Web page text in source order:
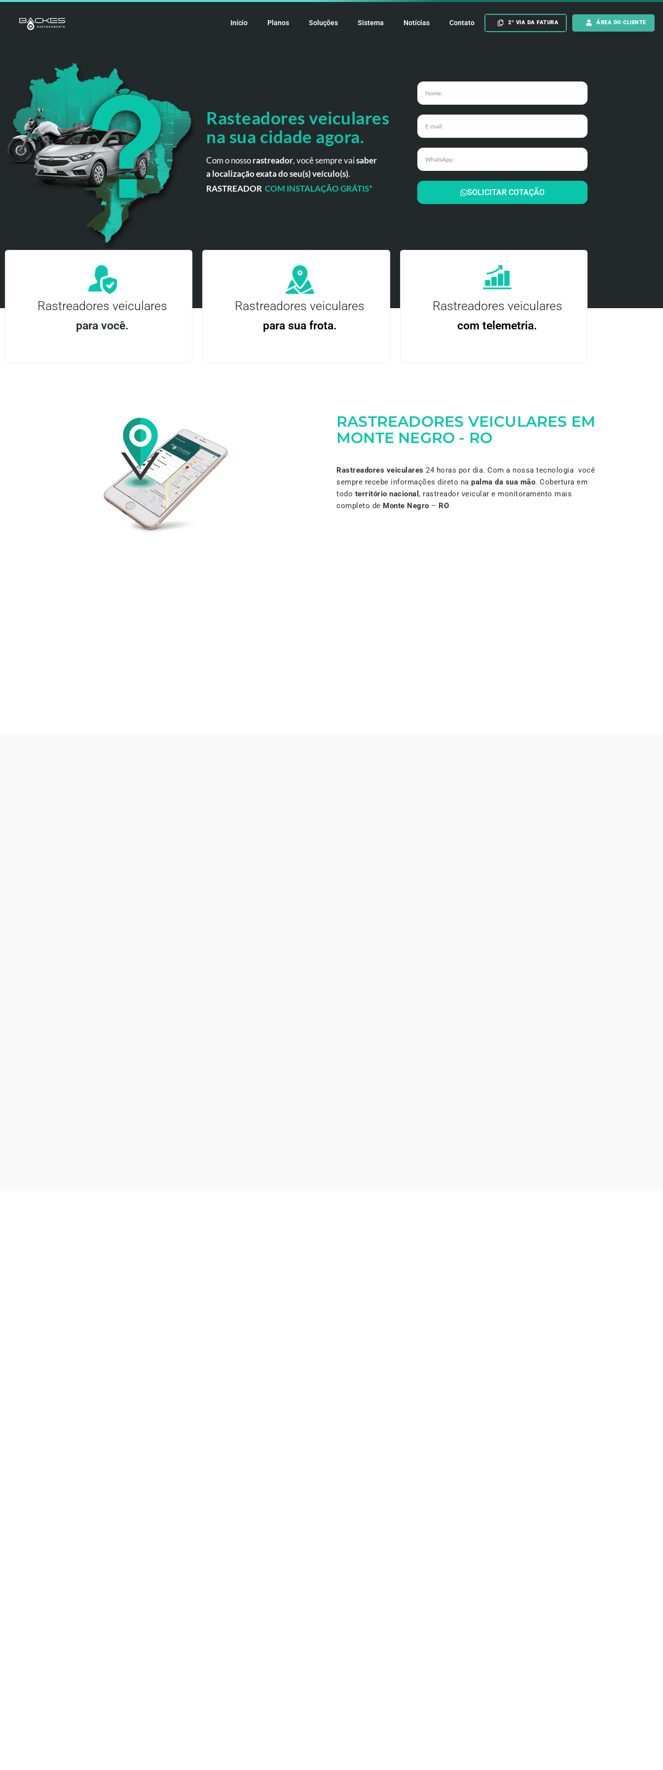
Início Planos Soluções Sistema Notícias Contato 2º VIA DA FATURA ÁREA DO CLIENTE
Rasteadores veiculares
na sua cidade agora.
Com o nossorastreador, você sempre vaisaber
a localização exata do seu(s) veículo(s).
RASTREADOR COM INSTALAÇÃO GRÁTIS* SOLICITAR COTAÇÃO
Rastreadores veiculares
para você.
Entre em contato
Rastreadores veiculares
para sua frota.
Rastreadores veiculares
com telemetria.
Entre em contato
RASTREADORES VEICULARES EM
MONTE NEGRO - RO
Rastreadores veiculares 24 horas por dia. Com a nossa tecnologia você
sempre recebe informações direto na palma da sua mão. Cobertura em
todo território nacional , rastreador veicular e monitoramento mais
completo de Monte Negro – RO